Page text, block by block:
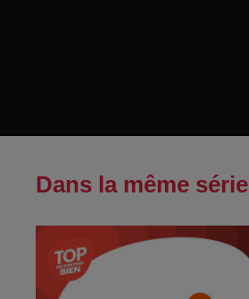
Dans la même série